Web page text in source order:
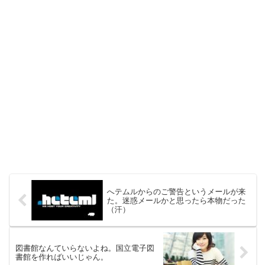
へテムルからのご警告というメールが来
た。迷惑メールかと思ったら本物だった
（汗）
図書館なんていらないよね。国立電子図
書館を作ればいいじゃん。